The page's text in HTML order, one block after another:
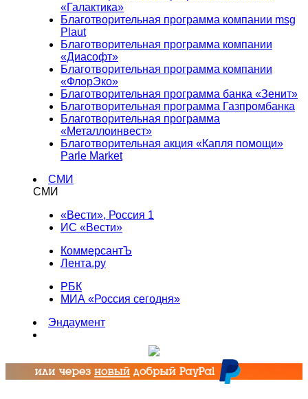
«Галактика»
Благотворительная программа компании msg
Plaut
Благотворительная программа компании
«Диасофт»
Благотворительная программа компании
«ФлорЭко»
Благотворительная программа банка «Зенит»
Благотворительная программа Газпромбанка
Благотворительная программа
«Металлоинвест»
Благотворительная акция «Капля помощи»
Parle Market
СМИ
СМИ
«Вести», Россия 1
ИС «Вести»
КоммерсантЪ
Лента.ру
РБК
МИА «Россия сегодня»
Эндаумент